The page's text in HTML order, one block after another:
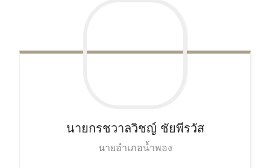
นายกรชวาลวิชญ์ ชัยพีรวัส
นายอำเภอน้ำพอง